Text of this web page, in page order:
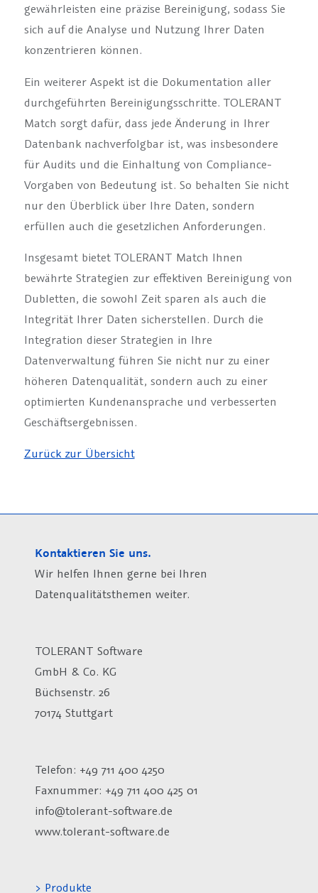
gewährleisten eine präzise Bereinigung, sodass Sie
sich auf die Analyse und Nutzung Ihrer Daten
konzentrieren können.
Ein weiterer Aspekt ist die Dokumentation aller
durchgeführten Bereinigungsschritte. TOLERANT
Match sorgt dafür, dass jede Änderung in Ihrer
Datenbank nachverfolgbar ist, was insbesondere
für Audits und die Einhaltung von Compliance-
Vorgaben von Bedeutung ist. So behalten Sie nicht
nur den Überblick über Ihre Daten, sondern
erfüllen auch die gesetzlichen Anforderungen.
Insgesamt bietet TOLERANT Match Ihnen
bewährte Strategien zur effektiven Bereinigung von
Dubletten, die sowohl Zeit sparen als auch die
Integrität Ihrer Daten sicherstellen. Durch die
Integration dieser Strategien in Ihre
Datenverwaltung führen Sie nicht nur zu einer
höheren Datenqualität, sondern auch zu einer
optimierten Kundenansprache und verbesserten
Geschäftsergebnissen.
Zurück zur Übersicht
Kontaktieren Sie uns.
Wir helfen Ihnen gerne bei Ihren
Datenqualitätsthemen weiter.
TOLERANT Software
GmbH & Co. KG
Büchsenstr. 26
70174 Stuttgart
Telefon: +49 711 400 4250
Faxnummer: +49 711 400 425 01
info@tolerant-software.de
www.tolerant-software.de
> Produkte